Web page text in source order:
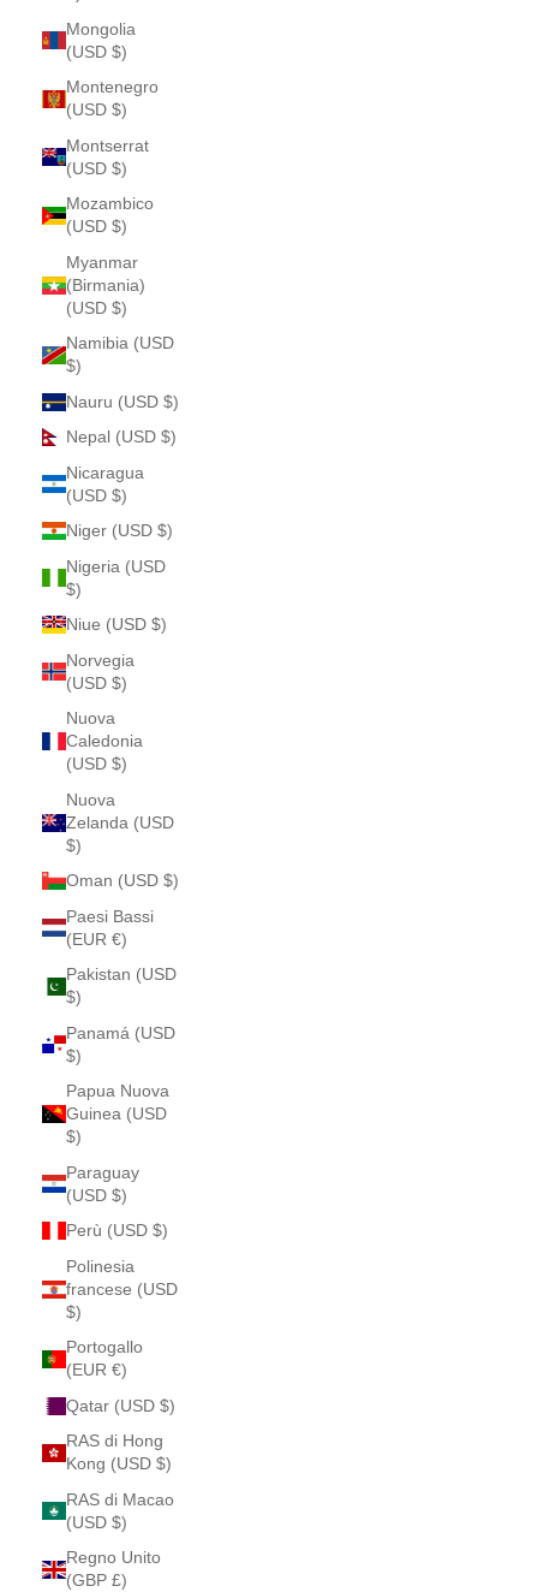
Mongolia
(USD $)
Montenegro
(USD $)
Montserrat
(USD $)
Mozambico
(USD $)
Myanmar
(Birmania)
(USD $)
Namibia (USD
$)
Nauru (USD $)
Nepal (USD $)
Nicaragua
(USD $)
Niger (USD $)
Nigeria (USD
$)
Niue (USD $)
Norvegia
(USD $)
Nuova
Caledonia
(USD $)
Nuova
Zelanda (USD
$)
Oman (USD $)
Paesi Bassi
(EUR €)
Pakistan (USD
$)
Panamá (USD
$)
Papua Nuova
Guinea (USD
$)
Paraguay
(USD $)
Perù (USD $)
Polinesia
francese (USD
$)
Portogallo
(EUR €)
Qatar (USD $)
RAS di Hong
Kong (USD $)
RAS di Macao
(USD $)
Regno Unito
(GBP £)